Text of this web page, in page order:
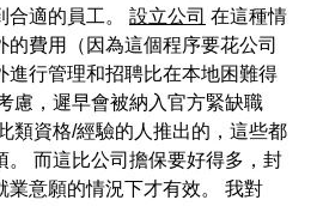
合適的員工。 設立公司 在這種情
費用（因為這個程序要花公司
進行管理和招聘比在本地困難得
慮，遲早會被納入官方緊缺職
類資格/經驗的人推出的，這些都
。 而這比公司擔保要好得多，封
業意願的情況下才有效。 我對